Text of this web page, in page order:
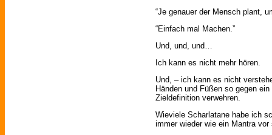
“Je genauer der Mensch plant,
“Einfach mal Machen.”
Und, und, und…
Ich kann es nicht mehr hören.
Und, – ich kann es nicht
Händen und Füßen so gegen
Zieldefinition verwehren.
Wieviele Scharlatane habe ich
immer wieder wie ein Mantra